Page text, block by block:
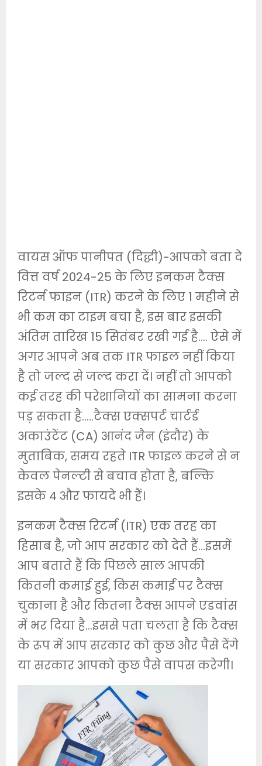
वायस ऑफ पानीपत (दिद्धी)-आपको बता दे
वित्त वर्ष 2024-25 के लिए इनकम टैक्स
रिटर्न फाइन (ITR) करने के लिए 1 महीने से
भी कम का टाइम बचा है, इस बार इसकी
अंतिम तारिख 15 सितंबर रखी गई है…. ऐसे में
अगर आपने अब तक ITR फाइल नहीं किया
है तो जल्द से जल्द करा दें। नहीं तो आपको
कई तरह की परेशानियों का सामना करना
पड़ सकता है…..टैक्स एक्सपर्ट चार्टर्ड
अकाउंटेंट (CA) आनंद जैन (इंदौर) के
मुताबिक, समय रहते ITR फाइल करने से न
केवल पेनल्टी से बचाव होता है, बल्कि
इसके 4 और फायदे भी हैं।
इनकम टैक्स रिटर्न (ITR) एक तरह का
हिसाब है, जो आप सरकार को देते हैं…इसमें
आप बताते हैं कि पिछले साल आपकी
कितनी कमाई हुई, किस कमाई पर टैक्स
चुकाना है और कितना टैक्स आपने एडवांस
में भर दिया है…इससे पता चलता है कि टैक्स
के रूप में आप सरकार को कुछ और पैसे देंगे
या सरकार आपको कुछ पैसे वापस करेगी।